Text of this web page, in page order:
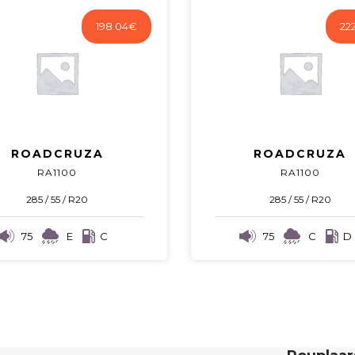
198.04€
ROADCRUZA
RA1100
285 / 55 / R20
75 E C
ROADCRUZA
RA1100
285 / 55 / R20
75 C D